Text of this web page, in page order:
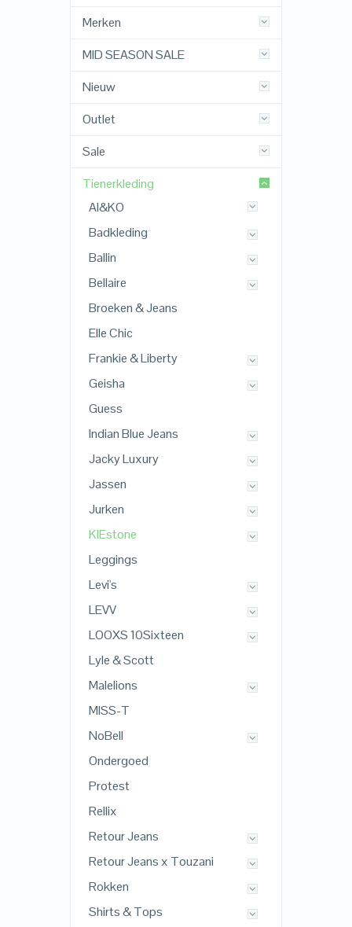
Merken
MID SEASON SALE
Nieuw
Outlet
Sale
Tienerkleding
AI&KO
Badkleding
Ballin
Bellaire
Broeken & Jeans
Elle Chic
Frankie & Liberty
Geisha
Guess
Indian Blue Jeans
Jacky Luxury
Jassen
Jurken
KIEstone
Leggings
Levi's
LEVV
LOOXS 10Sixteen
Lyle & Scott
Malelions
MISS-T
NoBell
Ondergoed
Protest
Rellix
Retour Jeans
Retour Jeans x Touzani
Rokken
Shirts & Tops